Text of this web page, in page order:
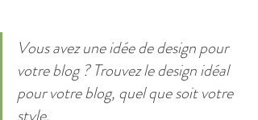
Vous avez une idée de design pour
votre blog ? Trouvez le design idéal
pour votre blog, quel que soit votre